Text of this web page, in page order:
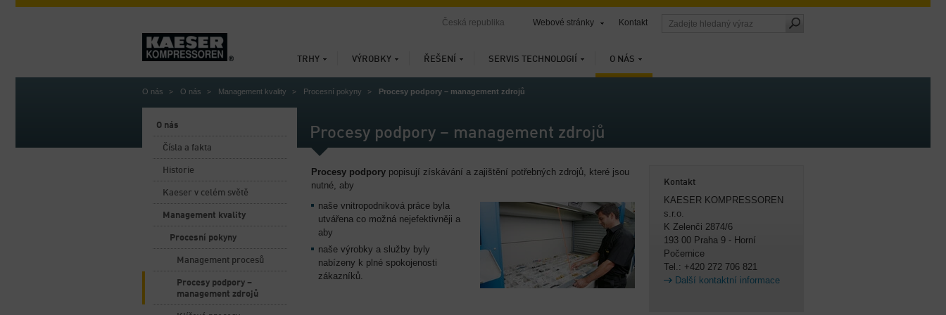
TRHY VÝROBKY ŘEŠENÍ SERVIS TECHNOLOGIÍ O NÁS
Česká republika Webové stránky Kontakt
O nás O nás Management kvality Procesní pokyny Procesy podpory – management zdrojů
Procesy podpory – management zdrojů
O nás
Čísla a fakta
Historie
Kaeser v celém světě
Management kvality
Procesní pokyny
Management procesů
Procesy podpory –
management zdrojů
Procesy podpory popisují získávání a zajištění potřebných zdrojů, které jsou
nutné, aby
naše vnitropodniková práce byla
utvářena co možná nejefektivněji a
aby
naše výrobky a služby byly
nabízeny k plné spokojenosti
zákazníků.
Kontakt
KAESER KOMPRESSOREN
s.r.o.
K Zelenči 2874/6
193 00 Praha 9 - Horní
Počernice
Tel.: +420 272 706 821
Další kontaktní informace